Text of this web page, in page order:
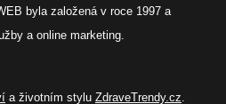
byla založená v roce 1997 a
a online marketing.
a životním stylu ZdraveTrendy.cz.